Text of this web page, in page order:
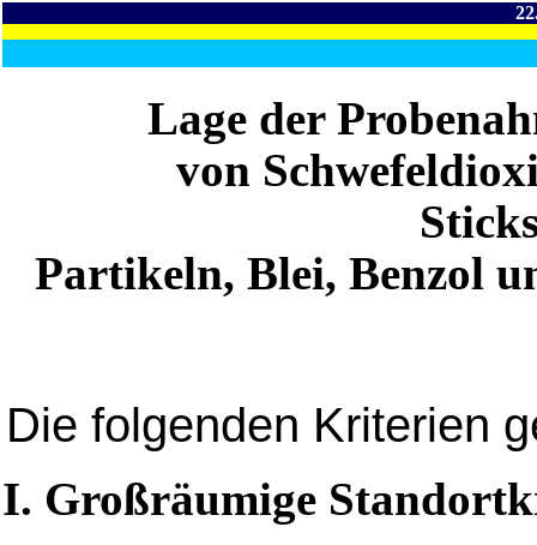
Lage der
von
Partikeln, Blei, Benzol
Die folgenden Kriterien
I. Großräumige